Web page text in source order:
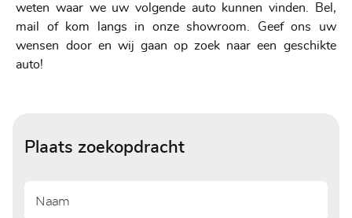
weten waar we uw volgende auto kunnen vinden. Bel,
mail of kom langs in onze showroom. Geef ons uw
wensen door en wij gaan op zoek naar een geschikte
auto!
Plaats zoekopdracht